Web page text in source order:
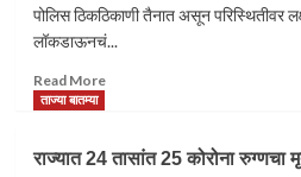
पत्र
वाधवान
कडे
मिळाले
पोलिस ठिकठिकाणी तैनात असून परिस्थितीवर
लॉकडाऊनचं...
Read MoreRead
लॉकडाऊनमध्ये
अडवल्याने
ताज्या बातम्या
राज्यात 24 तासांत 25 कोरोना रुग्णचा